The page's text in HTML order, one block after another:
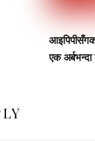
एक अर्बभन्दा